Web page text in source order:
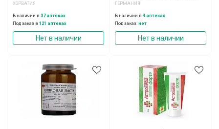
ХОРВАТИЯ
В наличии в 37 аптеках
Под заказ в 121 аптеках
Нет в наличии
ГЕРМАНИЯ
В наличии в 4 аптеках
Под заказ: нет
Нет в наличии